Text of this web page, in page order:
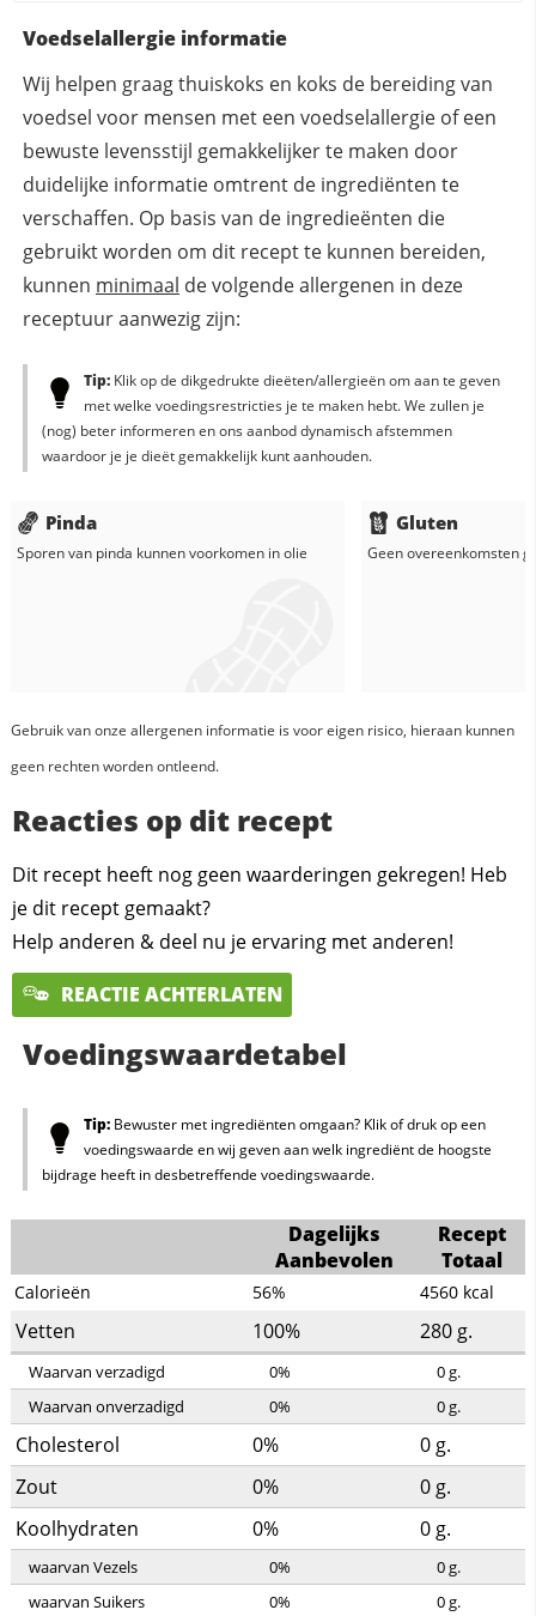
Voedselallergie informatie
Wij helpen graag thuiskoks en koks de bereiding van
voedsel voor mensen met een voedselallergie of een
bewuste levensstijl gemakkelijker te maken door
duidelijke informatie omtrent de ingrediënten te
verschaffen. Op basis van de ingredieënten die
gebruikt worden om dit recept te kunnen bereiden,
kunnen minimaal de volgende allergenen in deze
receptuur aanwezig zijn:
Tip:Klik op de dikgedrukte dieëten/allergieën om aan te geven
met welke voedingsrestricties je te maken hebt. We zullen je
(nog) beter informeren en ons aanbod dynamisch afstemmen
waardoor je je dieët gemakkelijk kunt aanhouden.
Pinda
Sporen van pinda kunnen voorkomen inolie
Gluten
Geen overeenkomsten
Gebruik van onze allergenen informatie is voor eigen risico, hieraan kunnen
geen rechten worden ontleend.
Reacties op dit recept
Dit recept heeft nog geen waarderingen gekregen! Heb
je dit recept gemaakt?
Help anderen & deel nu je ervaring met anderen!
REACTIE ACHTERLATEN
Voedingswaardetabel
Tip:Bewuster met ingrediënten omgaan? Klik of druk op een
voedingswaarde en wij geven aan welk ingrediënt de hoogste
bijdrage heeft in desbetreffende voedingswaarde.
Dagelijks
Aanbevolen
Recept
Totaal
Calorieën 56% 4560 kcal
Vetten 100% 280g.
Waarvan verzadigd 0% 0g.
Waarvan onverzadigd
0% 0g.
Cholesterol 0% 0g.
Zout
0% 0g.
Koolhydraten
0% 0g.
waarvan Vezels 0% 0g.
waarvan Suikers
0% 0g.